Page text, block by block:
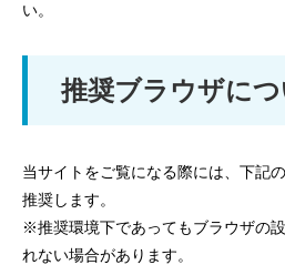
い。
推奨ブラウザにつ
当サイトをご覧になる際には、下記
推奨します。
※推奨環境下であってもブラウザの
れない場合があります。